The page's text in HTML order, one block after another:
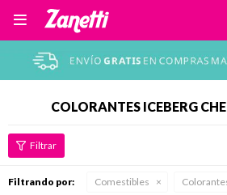

COLORANTES ICEBERG
Filtrando por: Comestibles